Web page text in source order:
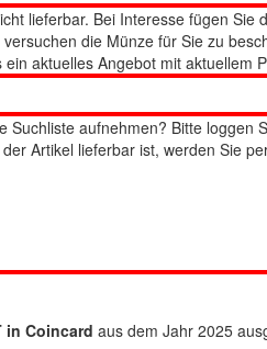
lieferbar. Bei Interesse fügen Sie
die Münze für Sie zu
aktuelles Angebot mit aktuellem
Suchliste aufnehmen? Bitte loggen
Artikel lieferbar ist, werden Sie
in Coincard aus dem Jahr 2025